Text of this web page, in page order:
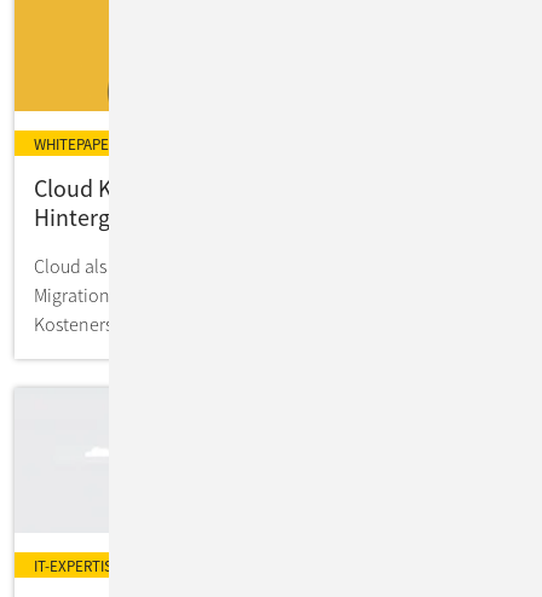
WHITEPAPER
Cloud Kostenanalyse: Experten-Tipps &
Hintergrundwissen zum Download
Cloud als Mode oder Kostenschoner - macht eine
Migration Sinn? So evaluieren Sie mögliche
Kostenersparnisse in Ihrer IT.
IT-EXPERTISE